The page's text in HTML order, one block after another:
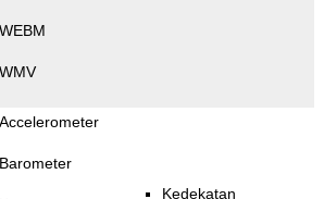
WEBM
WMV
Accelerometer
Barometer
Kedekatan